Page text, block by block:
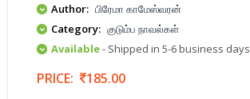
Author: பிரேமா காமேஸ்வரன்
Category: குடும்ப நாவல்கள்
Available- Shipped in 5-6 business days
PRICE: 185.00